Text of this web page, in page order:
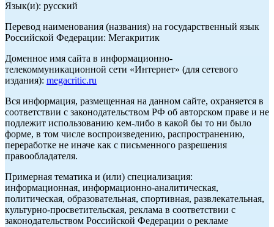
Язык(и): русский
Перевод наименования (названия) на государственный язык
Российской Федерации: Мегакритик
Доменное имя сайта в информационно-
телекоммуникационной сети «Интернет» (для сетевого
издания): megacritic.ru
Вся информация, размещенная на данном сайте, охраняется в
соответствии с законодательством РФ об авторском праве и не
подлежит использованию кем-либо в какой бы то ни было
форме, в том числе воспроизведению, распространению,
переработке не иначе как с письменного разрешения
правообладателя.
Примерная тематика и (или) специализация:
информационная, информационно-аналитическая,
политическая, образовательная, спортивная, развлекательная,
культурно-просветительская, реклама в соответствии с
законодательством Российской Федерации о рекламе